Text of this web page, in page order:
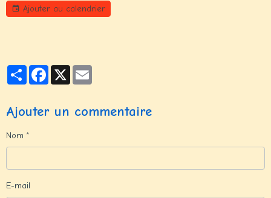
Ajouter au calendrier
PartagerFacebook
X
Ajouter un commentaire
Nom
E-mail